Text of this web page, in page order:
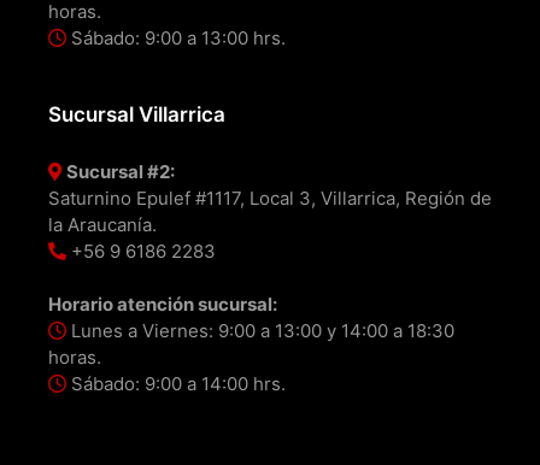
horas.
Sábado: 9:00 a 13:00 hrs.
Sucursal Villarrica
Sucursal #2:
Saturnino Epulef #1117, Local 3, Villarrica, Región de
la Araucanía.
+56 9 6186 2283
Horario atención sucursal:
Lunes a Viernes: 9:00 a 13:00 y 14:00 a 18:30
horas.
Sábado: 9:00 a 14:00 hrs.